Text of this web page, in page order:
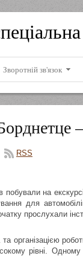
Зворотній зв'язок
RSS
побували на
для
прослухали
організацією
рівні. Одному